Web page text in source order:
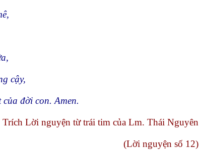
cậy,
đời con. Amen.
Trích Lời nguyện từ trái tim của Lm. Thái Nguyên
(Lời nguyện số 12)